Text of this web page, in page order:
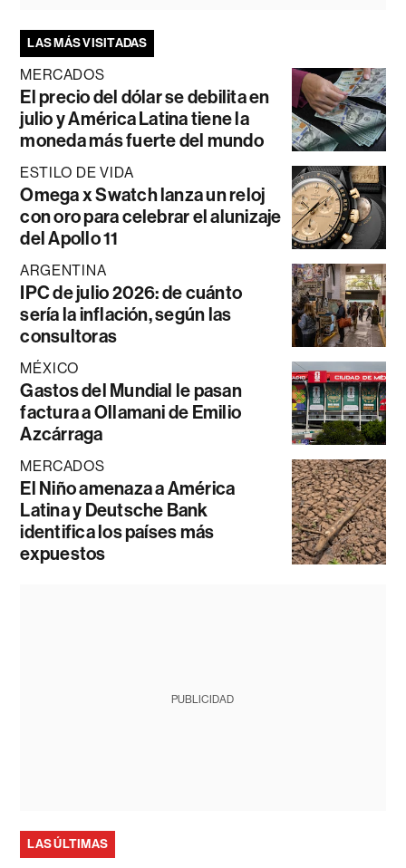
LAS MÁS VISITADAS
MERCADOS
El precio del dólar se debilita en
julio y América Latina tiene la
moneda más fuerte del mundo
ESTILO DE VIDA
Omega x Swatch lanza un reloj
con oro para celebrar el alunizaje
del Apollo 11
ARGENTINA
IPC de julio 2026: de cuánto
sería la inflación, según las
consultoras
MÉXICO
Gastos del Mundial le pasan
factura a Ollamani de Emilio
Azcárraga
MERCADOS
El Niño amenaza a América
Latina y Deutsche Bank
identifica los países más
expuestos
PUBLICIDAD
LAS ÚLTIMAS